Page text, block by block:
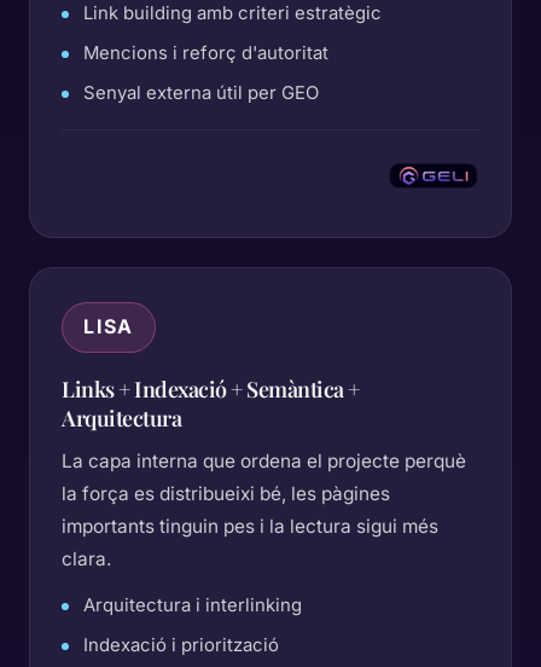
Link building amb criteri estratègic
Mencions i reforç d'autoritat
Senyal externa útil per GEO
LISA
Links + Indexació + Semàntica +
Arquitectura
La capa interna que ordena el projecte perquè
la força es distribueixi bé, les pàgines
importants tinguin pes i la lectura sigui més
clara.
Arquitectura i interlinking
Indexació i priorització